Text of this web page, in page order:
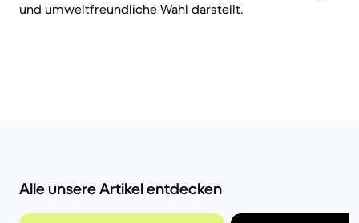
und umweltfreundliche Wahl darstellt.
Alle unsere Artikel entdecken